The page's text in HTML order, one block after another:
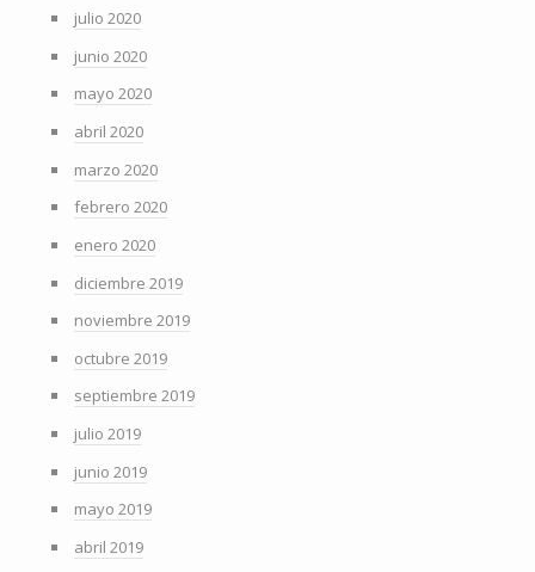
julio 2020
junio 2020
mayo 2020
abril 2020
marzo 2020
febrero 2020
enero 2020
diciembre 2019
noviembre 2019
octubre 2019
septiembre 2019
julio 2019
junio 2019
mayo 2019
abril 2019